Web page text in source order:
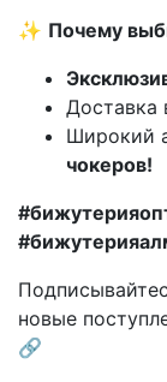
✨ Почему
Доставка
Широкий
чокеров!
новые
🔗